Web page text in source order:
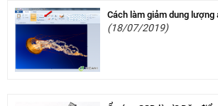
Cách làm giảm dung lượng
(18/07/2019)